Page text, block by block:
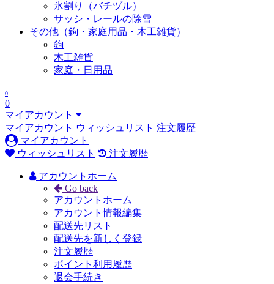
氷割り（バチヅル）
サッシ・レールの除雪
その他（鉤・家庭用品・木工雑貨）
鉤
木工雑貨
家庭・日用品
0
0
マイアカウント
マイアカウント ウィッシュリスト 注文履歴
マイアカウント
ウィッシュリスト
注文履歴
アカウントホーム
Go back
アカウントホーム
アカウント情報編集
配送先リスト
配送先を新しく登録
注文履歴
ポイント利用履歴
退会手続き